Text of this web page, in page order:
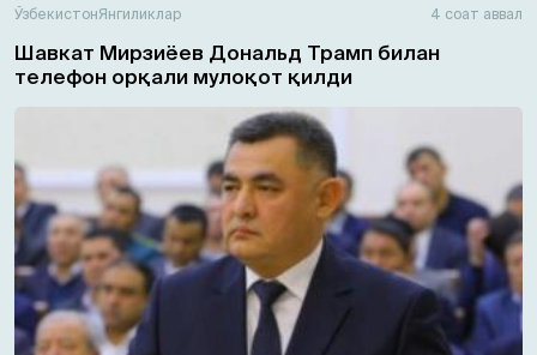
ЎзбекистонЯнгиликлар 4 соат аввал
Шавкат Мирзиёев Дональд Трамп билан
телефон орқали мулоқот қилди